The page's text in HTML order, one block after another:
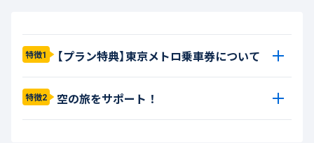
特徴1 【プラン特典】東京メトロ乗車券について
特徴2 空の旅をサポート！